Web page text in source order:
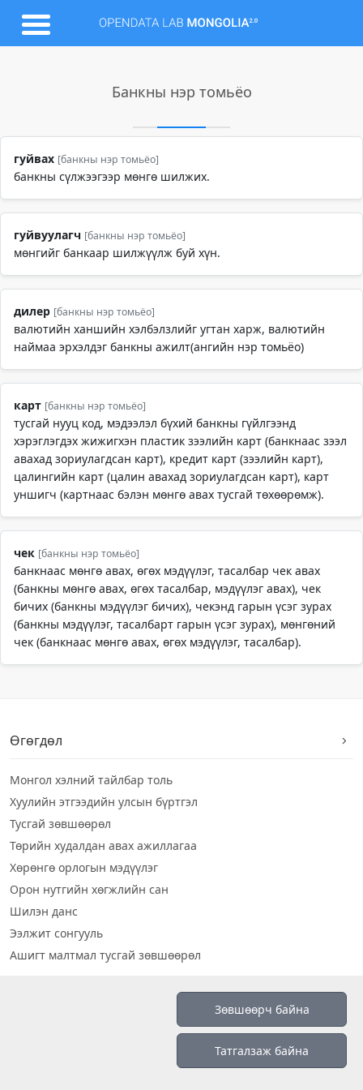
Банкны нэр томьёо
гуйвах [банкны нэр томьёо]
банкны сүлжээгээр мөнгө шилжих.
гуйвуулагч [банкны нэр томьёо]
мөнгийг банкаар шилжүүлж буй хүн.
дилер [банкны нэр томьёо]
валютийн ханшийн хэлбэлзлийг угтан харж, валютийн
наймаа эрхэлдэг банкны ажилт(ангийн нэр томьёо)
карт [банкны нэр томьёо]
тусгай нууц код, мэдээлэл бүхий банкны гүйлгээнд
хэрэглэгдэх жижигхэн пластик зээлийн карт (банкнаас зээл
авахад зориулагдсан карт), кредит карт (зээлийн карт),
цалингийн карт (цалин авахад зориулагдсан карт), карт
уншигч (картнаас бэлэн мөнгө авах тусгай төхөөрөмж).
чек [банкны нэр томьёо]
банкнаас мөнгө авах, өгөх мэдүүлэг, тасалбар чек авах
(банкны мөнгө авах, өгөх тасалбар, мэдүүлэг авах), чек
бичих (банкны мэдүүлэг бичих), чекэнд гарын үсэг зурах
(банкны мэдүүлэг, тасалбарт гарын үсэг зурах), мөнгөний
чек (банкнаас мөнгө авах, өгөх мэдүүлэг, тасалбар).
Өгөгдөл
Монгол хэлний тайлбар толь
Хуулийн этгээдийн улсын бүртгэл
Тусгай зөвшөөрөл
Төрийн худалдан авах ажиллагаа
Хөрөнгө орлогын мэдүүлэг
Орон нутгийн хөгжлийн сан
Шилэн данс
Ээлжит сонгууль
Ашигт малтмал тусгай зөвшөөрөл
Зөвшөөрч байна
Татгалзаж байна